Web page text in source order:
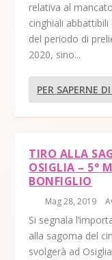
relativa al
cinghiali
del periodo di
2020, sino...
PER SAPERNE
TIRO ALLA
OSIGLIA – 5°
BONFIGLIO
Mag 28, 2019 |
Si segnala
alla sagoma del
svolgerà ad